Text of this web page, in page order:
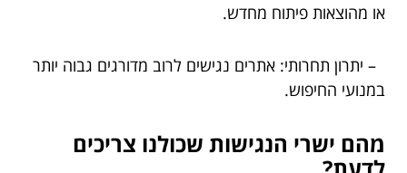
או מהוצאות פיתוח מחדש.
– יתרון תחרותי: אתרים נגישים לרוב מדורגים גבוה יותר
במנועי החיפוש.
מהם ישרי הנגישות שכולנו צריכים